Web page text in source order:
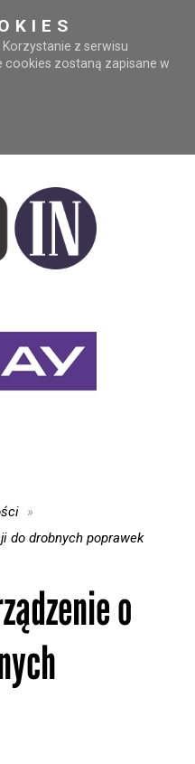
z serwisu
cookies zostaną zapisane w
do drobnych poprawek
o